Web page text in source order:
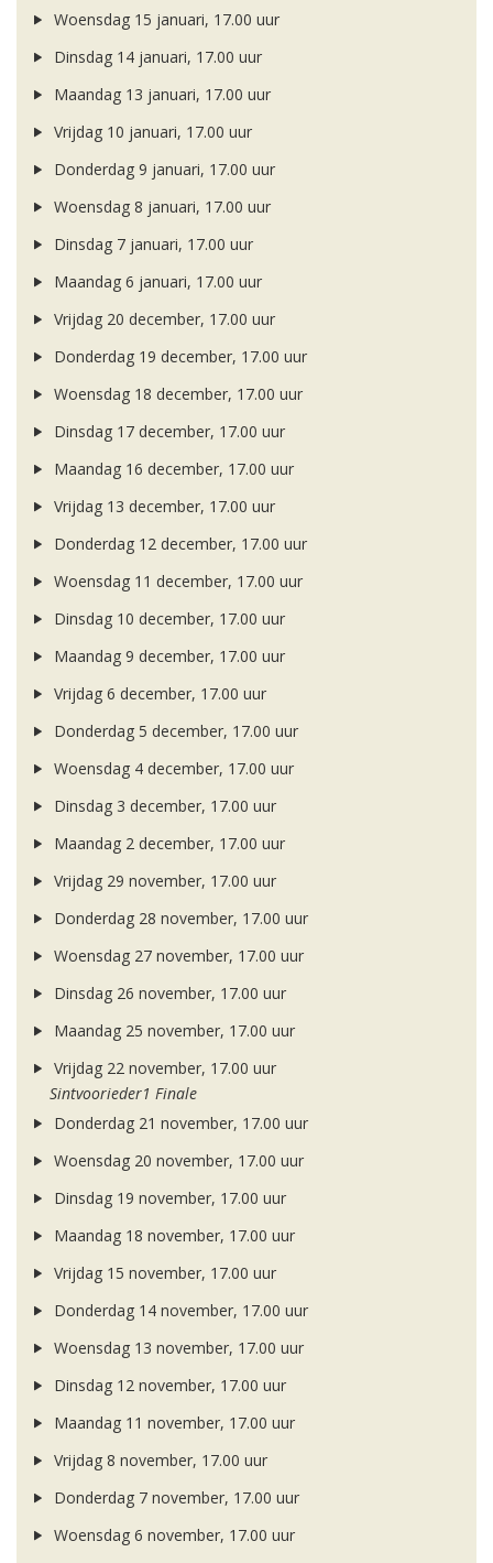
Woensdag 15 januari, 17.00 uur
Dinsdag 14 januari, 17.00 uur
Maandag 13 januari, 17.00 uur
Vrijdag 10 januari, 17.00 uur
Donderdag 9 januari, 17.00 uur
Woensdag 8 januari, 17.00 uur
Dinsdag 7 januari, 17.00 uur
Maandag 6 januari, 17.00 uur
Vrijdag 20 december, 17.00 uur
Donderdag 19 december, 17.00 uur
Woensdag 18 december, 17.00 uur
Dinsdag 17 december, 17.00 uur
Maandag 16 december, 17.00 uur
Vrijdag 13 december, 17.00 uur
Donderdag 12 december, 17.00 uur
Woensdag 11 december, 17.00 uur
Dinsdag 10 december, 17.00 uur
Maandag 9 december, 17.00 uur
Vrijdag 6 december, 17.00 uur
Donderdag 5 december, 17.00 uur
Woensdag 4 december, 17.00 uur
Dinsdag 3 december, 17.00 uur
Maandag 2 december, 17.00 uur
Vrijdag 29 november, 17.00 uur
Donderdag 28 november, 17.00 uur
Woensdag 27 november, 17.00 uur
Dinsdag 26 november, 17.00 uur
Maandag 25 november, 17.00 uur
Vrijdag 22 november, 17.00 uur
Sintvoorieder1 Finale
Donderdag 21 november, 17.00 uur
Woensdag 20 november, 17.00 uur
Dinsdag 19 november, 17.00 uur
Maandag 18 november, 17.00 uur
Vrijdag 15 november, 17.00 uur
Donderdag 14 november, 17.00 uur
Woensdag 13 november, 17.00 uur
Dinsdag 12 november, 17.00 uur
Maandag 11 november, 17.00 uur
Vrijdag 8 november, 17.00 uur
Donderdag 7 november, 17.00 uur
Woensdag 6 november, 17.00 uur